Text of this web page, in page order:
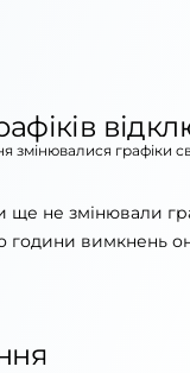
змінювалися графіки
ще не змінювали
години вимкнень